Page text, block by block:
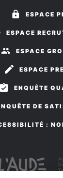
ESPACE
ESPACE
ESPACE
ESPACE
ENQUÊTE
DE
: